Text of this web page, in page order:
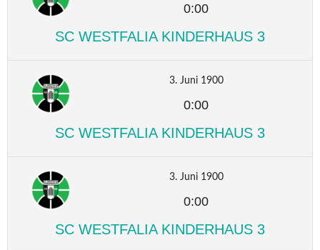
0:00
SC WESTFALIA KINDERHAUS 3
3. Juni 1900
0:00
SC WESTFALIA KINDERHAUS 3
3. Juni 1900
0:00
SC WESTFALIA KINDERHAUS 3